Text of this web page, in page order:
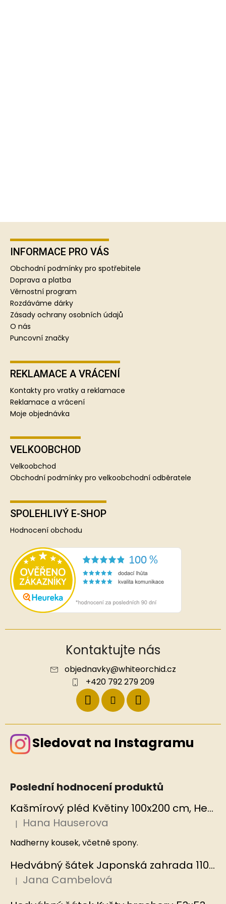
Z
INFORMACE PRO VÁS
Obchodní podmínky pro spotřebitele
Doprava a platba
Věrnostní program
Rozdáváme dárky
Zásady ochrany osobních údajů
O nás
Puncovní značky
REKLAMACE A VRÁCENÍ
Kontakty pro vratky a reklamace
Reklamace a vrácení
Moje objednávka
VELKOOBCHOD
Velkoobchod
Obchodní podmínky pro velkoobchodní odběratele
SPOLEHLIVÝ E-SHOP
Hodnocení obchodu
Kontaktujte nás
objednavky@whiteorchid.cz
+420 792 279 209
Sledovat na Instagramu
Poslední hodnocení produktů
Kašmírový pléd Květiny 100x200 cm, Hedvábný svět
Hodnocení produktu je 5 z 5 hvězdiček.
| Hana Hauserova
Nadherny kousek, včetně spony.
Hedvábný šátek Japonská zahrada 110x110 cm v dárkovém balení, HEDVÁBNÝ SVĚT
Hodnocení produktu je 5 z 5 hvězdiček.
| Jana Cambelová